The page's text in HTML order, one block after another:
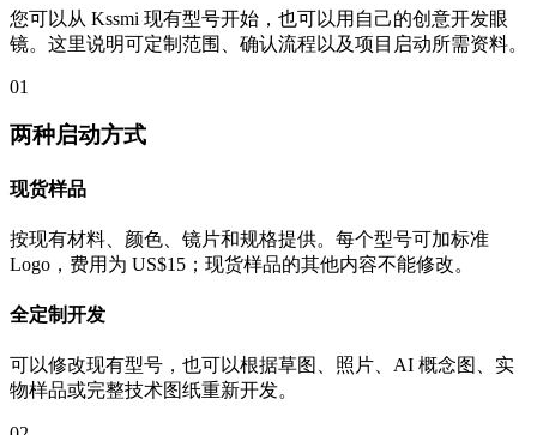
您可以从 Kssmi 现有型号开始，也可以用自己的创意开发眼
镜。这里说明可定制范围、确认流程以及项目启动所需资料。
01
两种启动方式
现货样品
按现有材料、颜色、镜片和规格提供。每个型号可加标准
Logo，费用为 US$15；现货样品的其他内容不能修改。
全定制开发
可以修改现有型号，也可以根据草图、照片、AI 概念图、实
物样品或完整技术图纸重新开发。